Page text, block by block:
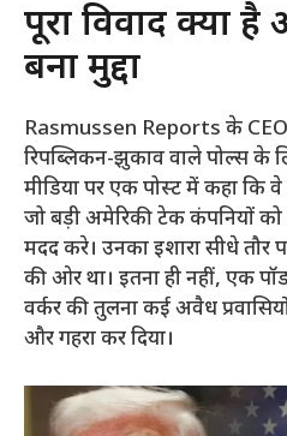
पूरा विवाद क्या
बना मुद्दा
Rasmussen Reports के CEO
रिपब्लिकन-झुकाव वाले पोल्स के
मीडिया पर एक पोस्ट में कहा कि
जो बड़ी अमेरिकी टेक कंपनियों
मदद करे। उनका इशारा सीधे तौर
की ओर था। इतना ही नहीं, एक
वर्कर की तुलना कई अवैध
और गहरा कर दिया।